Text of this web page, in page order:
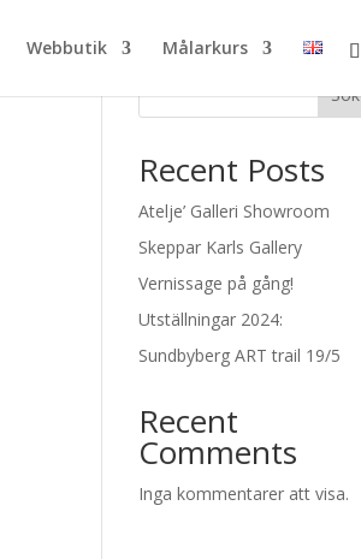
Webbutik Målarkurs
Sök
Recent Posts
Atelje’ Galleri Showroom
Skeppar Karls Gallery
Vernissage på gång!
Utställningar 2024:
Sundbyberg ART trail 19/5
Recent
Comments
Inga kommentarer att visa.